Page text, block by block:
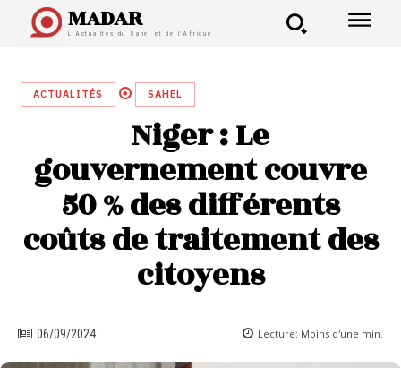
MADAR
L'Actualités du Sahel et de l'Afrique
ACTUALITÉS SAHEL
Niger : Le
gouvernement couvre
50 % des différents
coûts de traitement des
citoyens
06/09/2024 Lecture: Moins d'une min.